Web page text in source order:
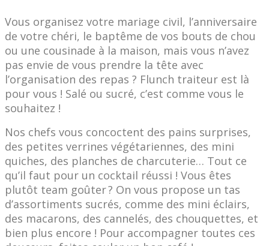
Vous organisez votre mariage civil, l’anniversaire
de votre chéri, le baptême de vos bouts de chou
ou une cousinade à la maison, mais vous n’avez
pas envie de vous prendre la tête avec
l’organisation des repas ? Flunch traiteur est là
pour vous ! Salé ou sucré, c’est comme vous le
souhaitez !
Nos chefs vous concoctent des pains surprises,
des petites verrines végétariennes, des mini
quiches, des planches de charcuterie… Tout ce
qu’il faut pour un cocktail réussi ! Vous êtes
plutôt team goûter ? On vous propose un tas
d’assortiments sucrés, comme des mini éclairs,
des macarons, des cannelés, des chouquettes, et
bien plus encore ! Pour accompagner toutes ces